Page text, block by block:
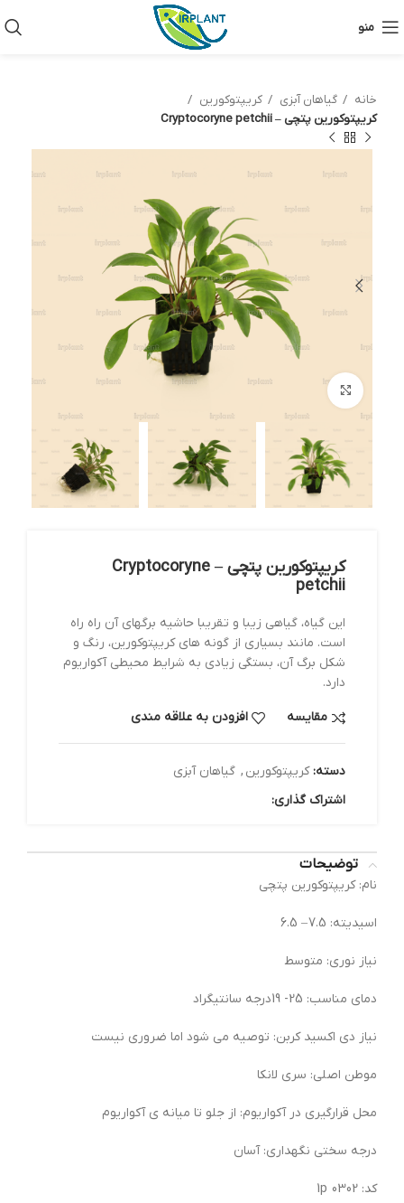
منو
خانه گیاهان آبزی
کریپتوکورین
کریپتوکورین پتچی – Cryptocoryne petchii
بزرگنمایی تصویر
کریپتوکورین پتچی – Cryptocoryne
petchii
این گیاه، گیاهی زیبا و تقریبا حاشیه برگهای آن راه راه
است. مانند بسیاری از گونه های کریپتوکورین، رنگ و
شکل برگ آن، بستگی زیادی به شرایط محیطی آکواریوم
دارد.
مقایسه افزودن به علاقه مندی
دسته: کریپتوکورین , گیاهان آبزی
اشتراک گذاری:
توضیحات
نام: کریپتوکورین پتچی
اسیدیته: 7.5 – 6.5
نیاز نوری: متوسط
دمای مناسب: 25- 19درجه سانتیگراد
نیاز دی اکسید کربن: توصیه می شود اما ضروری نیست
موطن اصلی: سری لانکا
محل قرارگیری در آکواریوم: از جلو تا میانه ی آکواریوم
درجه سختی نگهداری: آسان
کد: 0302 1p